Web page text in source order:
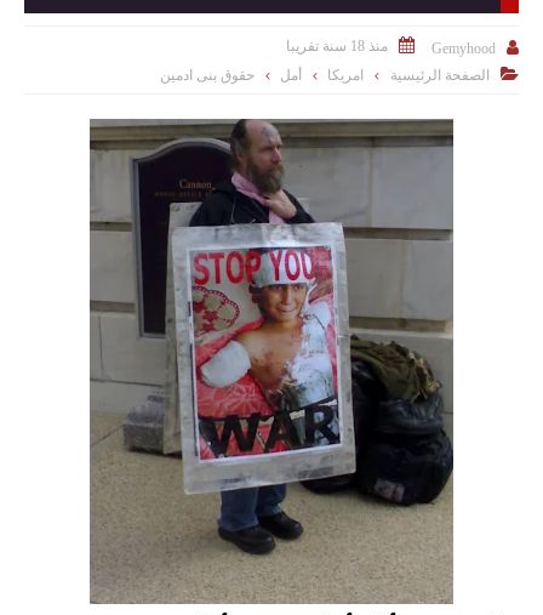

Gemyhood

منذ 18 سنة تقريبا

الصفحة الرئيسية امريكا أمل حقوق بنى ادمين